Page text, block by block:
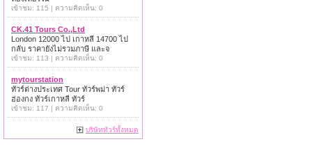
เข้าชม: 115 | ความคิดเห็น: 0
CK.41 Tours Co.,Ltd
London 12000 ไป เกาหลี 14700 ไป
กลับ ราคายังไม่รวมภาษี และจ
เข้าชม: 113 | ความคิดเห็น: 0
mytourstation
ทัวร์ต่างประเทศ Tour ทัวร์พม่า ทัวร์
ฮ่องกง ทัวร์เกาหลี ทัวร์
เข้าชม: 117 | ความคิดเห็น: 0
บริษัททัวร์ทั้งหมด